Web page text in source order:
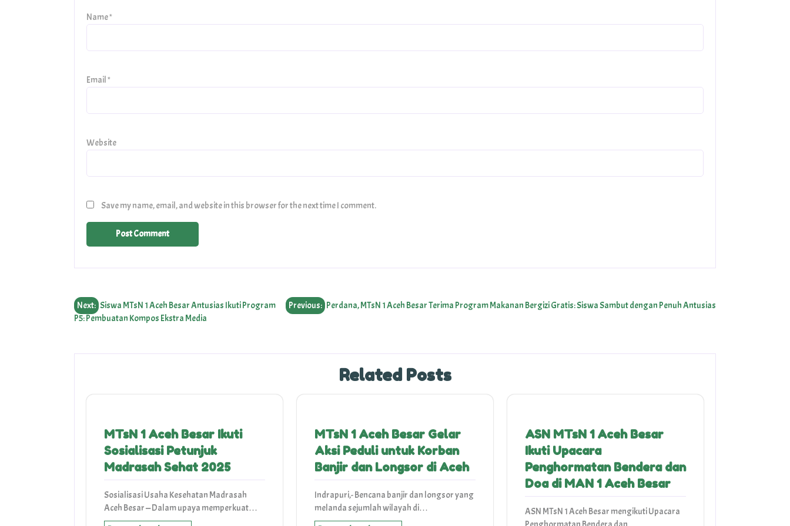
Name*
Email*
Website
Save my name, email, and website in this browser for the next time I comment.
Post
Previous: Perdana, MTsN 1 Aceh Besar Terima Program Makanan Bergizi Gratis: Siswa Sambut dengan Penuh Antusias
Next: Siswa MTsN 1 Aceh Besar Antusias Ikuti Program
P5: Pembuatan Kompos Ekstra Media
Related Posts
MTsN 1 Aceh Besar Ikuti
Sosialisasi Petunjuk
Madrasah Sehat 2025
Sosialisasi Usaha Kesehatan Madrasah
Aceh Besar — Dalam upaya memperkuat…
MTsN 1 Aceh Besar Gelar
Aksi Peduli untuk Korban
Banjir dan Longsor di Aceh
Indrapuri,- Bencana banjir dan longsor yang
melanda sejumlah wilayah di…
ASN MTsN 1 Aceh Besar
Ikuti Upacara
Penghormatan Bendera dan
Doa di MAN 1 Aceh Besar
ASN MTsN 1 Aceh Besar mengikuti Upacara